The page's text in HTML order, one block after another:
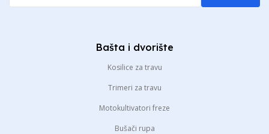
Bašta i dvorište
Kosilice za travu
Trimeri za travu
Motokultivatori freze
Bušači rupa